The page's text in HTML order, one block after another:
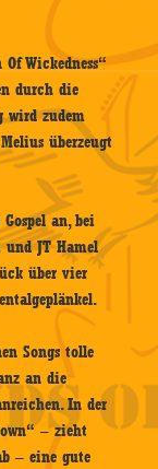
Wickedness“
durch die
wird zudem
überzeugt
an, bei
JT Hamel
über vier
Songs tolle
an die
In der
– zieht
– eine gute